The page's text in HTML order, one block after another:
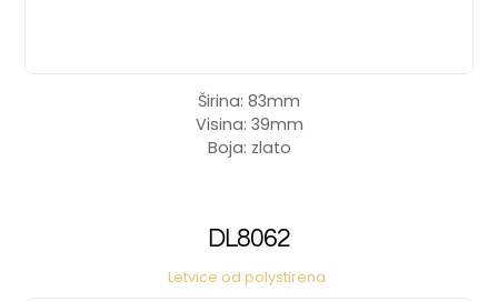
Širina: 83mm
Visina: 39mm
Boja: zlato
DL8062
Letvice od polystirena